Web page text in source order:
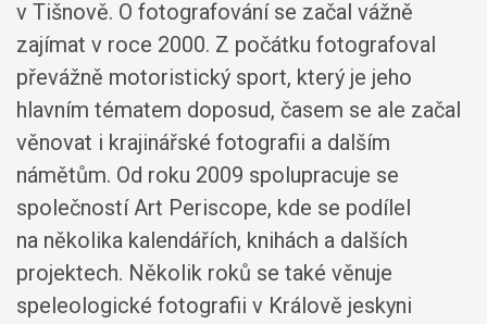
v Tišnově. O fotografování se začal vážně
zajímat v roce 2000. Z počátku fotografoval
převážně motoristický sport, který je jeho
hlavním tématem doposud, časem se ale začal
věnovat i krajinářské fotografii a dalším
námětům. Od roku 2009 spolupracuje se
společností Art Periscope, kde se podílel
na několika kalendářích, knihách a dalších
projektech. Několik roků se také věnuje
speleologické fotografii v Králově jeskyni